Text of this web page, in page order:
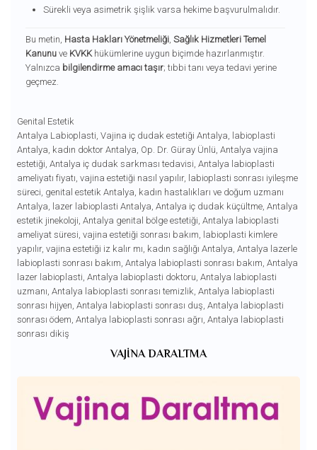
Sürekli veya asimetrik şişlik varsa hekime başvurulmalıdır.
Bu metin, Hasta Hakları Yönetmeliği, Sağlık Hizmetleri Temel
Kanunuve KVKKhükümlerine uygun biçimde hazırlanmıştır.
Yalnızca bilgilendirme amacı taşır; tıbbi tanı veya tedavi yerine
geçmez.
Genital Estetik
Antalya Labioplasti, Vajina iç dudak estetiği Antalya, labioplasti
Antalya, kadın doktor Antalya, Op. Dr. Güray Ünlü, Antalya vajina
estetiği, Antalya iç dudak sarkması tedavisi, Antalya labioplasti
ameliyatı fiyatı, vajina estetiği nasıl yapılır, labioplasti sonrası iyileşme
süreci, genital estetik Antalya, kadın hastalıkları ve doğum uzmanı
Antalya, lazer labioplasti Antalya, Antalya iç dudak küçültme, Antalya
estetik jinekoloji, Antalya genital bölge estetiği, Antalya labioplasti
ameliyat süresi, vajina estetiği sonrası bakım, labioplasti kimlere
yapılır, vajina estetiği iz kalır mı, kadın sağlığı Antalya, Antalya lazerle
labioplasti sonrası bakım, Antalya labioplasti sonrası bakım, Antalya
lazer labioplasti, Antalya labioplasti doktoru, Antalya labioplasti
uzmanı, Antalya labioplasti sonrası temizlik, Antalya labioplasti
sonrası hijyen, Antalya labioplasti sonrası duş, Antalya labioplasti
sonrası ödem, Antalya labioplasti sonrası ağrı, Antalya labioplasti
sonrası dikiş
VAJINA DARALTMA